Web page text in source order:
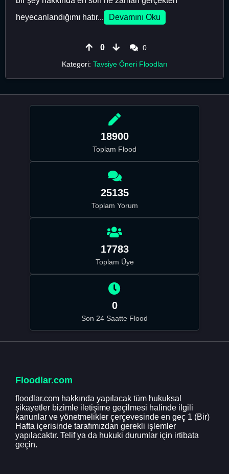
heyecanlandığımı hatır...
Devamını Oku
0
0
Kategori: Tavsiye Öneri Floodları
18900
Toplam Flood
25135
Toplam Yorum
17783
Toplam Üye
0
Son 24 Saatte Flood
Floodlar.com
floodlar.com hakkında yapılacak tüm hukuksal
şikayetler bizimle iletişime geçilmesi halinde ilgili
kanunlar ve yönetmelikler çerçevesinde en geç 1 (Bir)
Hafta içerisinde tarafımızdan gerekli işlemler
yapılacaktır. Telif ya da hukuki durumlar için irtibata
geçin.